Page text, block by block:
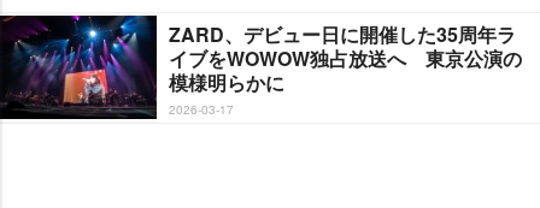
ZARD、デビュー日に開催した35周年ラ
イブをWOWOW独占放送へ 東京公演の
模様明らかに
2026-03-17